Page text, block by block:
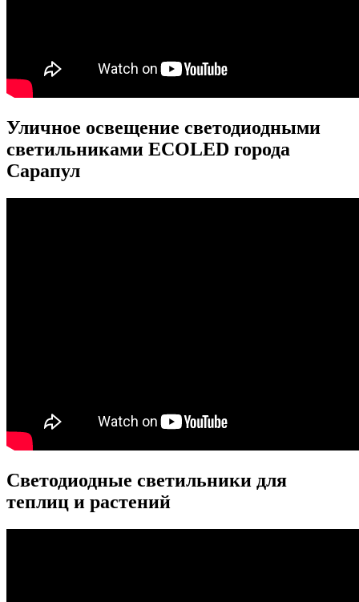
Уличное освещение светодиодными
светильниками ECOLED города
Сарапул
Светодиодные светильники для
теплиц и растений